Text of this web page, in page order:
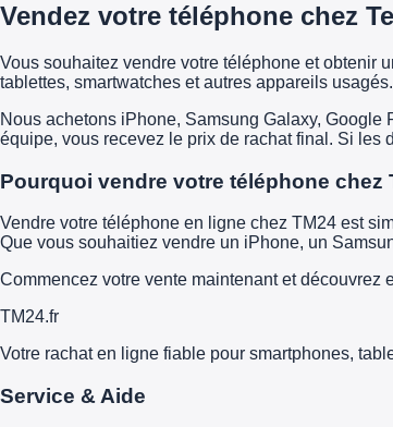
Vendez votre téléphone chez
Vous souhaitez vendre votre téléphone et obtenir
tablettes, smartwatches et autres appareils
Nous achetons iPhone, Samsung Galaxy,
équipe, vous recevez le prix de rachat final. Si les
Pourquoi vendre votre téléphone chez
Vendre votre téléphone en ligne chez TM24 est
Que vous souhaitiez vendre un iPhone, un
Commencez votre vente maintenant et
TM24.fr
Votre rachat en ligne fiable pour smartphones,
Service & Aide